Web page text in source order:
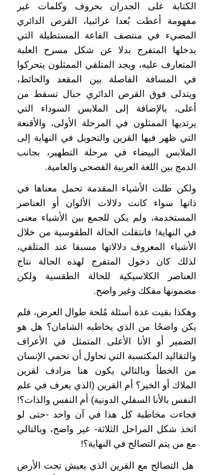
الكتابة على الجدران بحروف وكلمات غير
مفهومة أعطت بُعدا غرائبيا، القرص الدائري
المضيء في منتصف القاعة المستطيلة التي
يدخلها المتفرج بدلا عن شكل مسرح العلبة
المتعارف عليه، ويجد المتلقي الممثلون يتحركوا
في المسافة الفاصلة بين المقعد والحائط،
ويتدلى فوق القرص الدائري حبال تسقط من
أعلى، بالإضافة إلى الملابس السوداء التي
يرتديها الممثلون في المرحلة الأولى، والأقنعة
التي ظهر فيها القرين والتحويل في النهاية إلى
الملابس البيضاء في مرحلة التطهير، بجانب
الدمج بين اللغة العربية الفصحى والعامية.
ولكن ظلت الأشياء المقدمة تحمل معناها في
ذاتها سواء كانت دلالات الألوان أو العناصر
المستخدمة، ولم يكن للجمع بين الأشياء معنى
في النهاية! فانتقلت الحالة الطقوسية من خلال
الأشياء المعروف دلالاتها مسبقا عند المتلقي،
لذلك كان دخول المتفرج لهذه الحالة نتاج
العناصر الكلاسيكية للحالة الطقسية ولكن
مضمونها مفكك وغير واضح.
وهكذا بقيت عدة أسئلة مُلحة طوال العرض، فلم
يكن واضحًا من الذي يخاطبه الشامان؟ هل هو
الضمير أو الأنا الأعلى المتمثل في الأعراف
والتقاليد المكتسبة التي تحاول أن تحمي الإنسان
من الخطأ وبالتالي يكون هنا مرادف لقرين
الملاك أو الخير؟ أم القرين (الذي يعرف في علم
النفس بالأنا السفلي الدونية) أم النفس والذات؟!
فجاءت مخاطبة كل هذا في آن واحد -حتى لو
اتخذ شكل المراحل الثلاثة- غير واضح، وبالتالي
مع من يتم التصالح في النهاية؟!
هل التصالح مع القرين الذي يعيش تحت الأرض